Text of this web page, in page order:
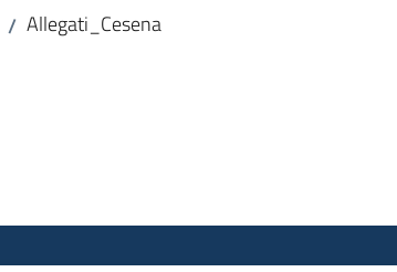
/ Allegati_Cesena